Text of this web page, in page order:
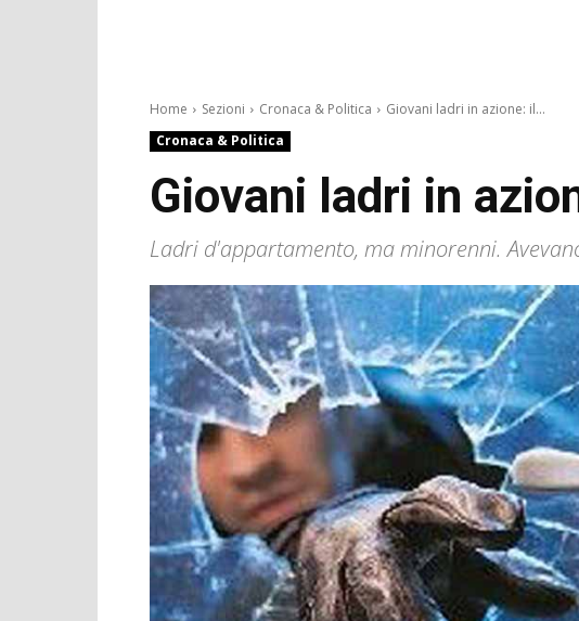
Home Sezioni Cronaca & Politica
Giovani ladri in azione: il...
Cronaca & Politica
Giovani ladri in
Ladri d'appartamento, ma minorenni.